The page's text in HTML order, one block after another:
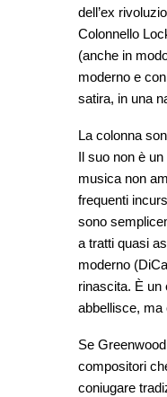
dell’ex
Colonnello
(anche in
moderno e
satira, in una
La colonna
Il suo non è
musica non
frequenti
sono
a tratti quasi
moderno
rinascita. È un
abbellisce,
Se
compositori
coniugare